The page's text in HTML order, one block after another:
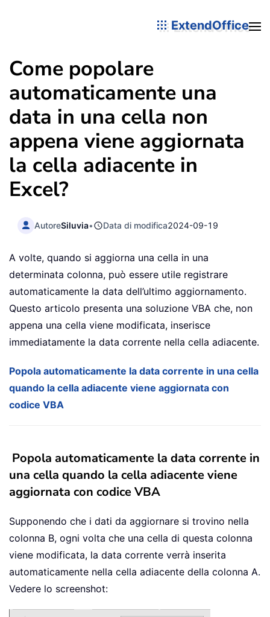
ExtendOffice
Come popolare
automaticamente una
data in una cella non
appena viene aggiornata
la cella adiacente in
Excel?
AutoreSiluvia• Data di modifica2024-09-19
A volte, quando si aggiorna una cella in una
determinata colonna, può essere utile registrare
automaticamente la data dell’ultimo aggiornamento.
Questo articolo presenta una soluzione VBA che, non
appena una cella viene modificata, inserisce
immediatamente la data corrente nella cella adiacente.
Popola automaticamente la data corrente in una cella
quando la cella adiacente viene aggiornata con
codice VBA
Popola automaticamente la data corrente in
una cella quando la cella adiacente viene
aggiornata con codice VBA
Supponendo che i dati da aggiornare si trovino nella
colonna B, ogni volta che una cella di questa colonna
viene modificata, la data corrente verrà inserita
automaticamente nella cella adiacente della colonna A.
Vedere lo screenshot: